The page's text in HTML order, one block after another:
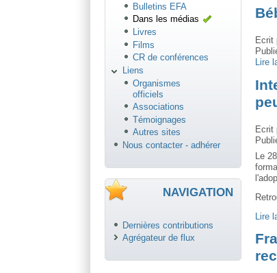
Bulletins EFA
Dans les médias
Livres
Films
CR de conférences
Liens
Organismes
officiels
Associations
Témoignages
Autres sites
Nous contacter - adhérer
NAVIGATION
Dernières contributions
Agrégateur de flux
Ecrit
Lire
Ecrit
Le
Lire